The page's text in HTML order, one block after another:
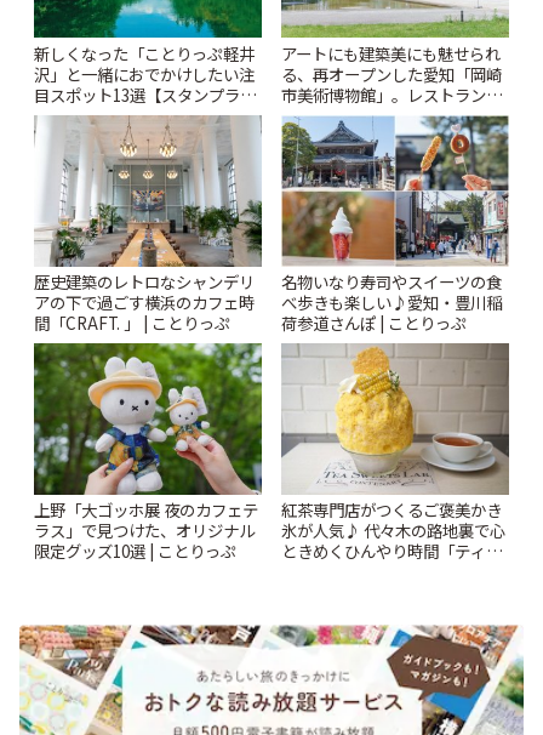
新しくなった「ことりっぷ軽井
沢」と一緒におでかけしたい注
目スポット13選【スタンプラリ
ー開催中】 | ことりっぷ
アートにも建築美にも魅せられ
る、再オープンした愛知「岡崎
市美術博物館」。レストランや
ショップも充実 | ことりっぷ
歴史建築のレトロなシャンデリ
アの下で過ごす横浜のカフェ時
間「CRAFT. 」 | ことりっぷ
名物いなり寿司やスイーツの食
べ歩きも楽しい♪愛知・豊川稲
荷参道さんぽ | ことりっぷ
上野「大ゴッホ展 夜のカフェテ
ラス」で見つけた、オリジナル
限定グッズ10選 | ことりっぷ
紅茶専門店がつくるご褒美かき
氷が人気♪ 代々木の路地裏で心
ときめくひんやり時間「ティー